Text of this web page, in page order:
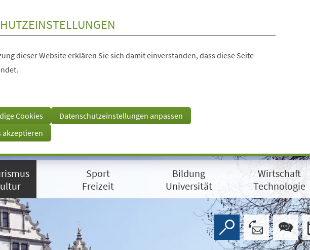
dieser Website erklären Sie sich damit einverstanden, dass diese Seite
Cookies
Datenschutzeinstellungen anpassen
akzeptieren
Sport
Freizeit
Bildung
Universität
Wirtschaft
Technologie